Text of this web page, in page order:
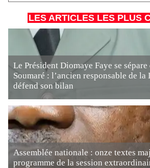
LES ARTICLES LES PLUS
Le Président Diomaye Faye se
Soumaré : l’ancien responsable de la
défend son bilan
Assemblée nationale : onze textes
programme de la session